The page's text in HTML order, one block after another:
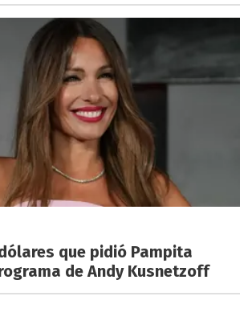
que pidió Pampita
de Andy Kusnetzoff